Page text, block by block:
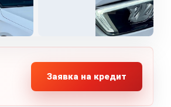
Заявка на кредит